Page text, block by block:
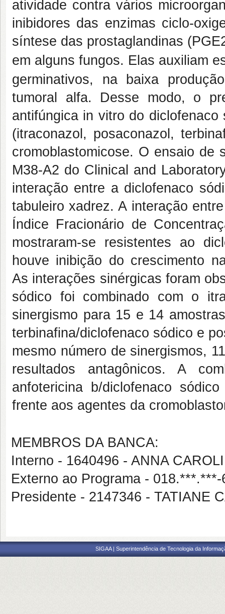
atividade contra vários
inibidores das enzimas ciclo-
síntese das prostaglandinas
em alguns fungos. Elas auxiliam
germinativos, na baixa
tumoral alfa. Desse modo, o
antifúngica in vitro do diclofenaco
(itraconazol, posaconazol,
cromoblastomicose. O ensaio de
M38-A2 do Clinical and
interação entre a diclofenaco
tabuleiro xadrez. A interação
Índice Fracionário de
mostraram-se resistentes ao
houve inibição do crescimento
As interações sinérgicas foram
sódico foi combinado com o
sinergismo para 15 e 14
terbinafina/diclofenaco sódico e
mesmo número de sinergismos,
resultados antagônicos. A
anfotericina b/diclofenaco
frente aos agentes da
MEMBROS DA BANCA:
Interno - 1640496 - ANNA
Externo ao Programa -
Presidente - 2147346 - TATIANE
SIGAA | Superintendência de Tecnologia da